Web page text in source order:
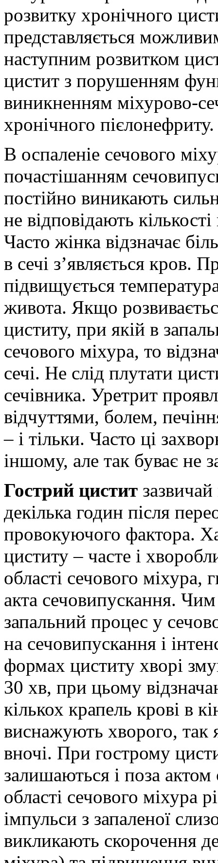
розвитку хронічного
представляється
наступним розвитком
цистит з порушенням
виникненням міхурово-
хронічного пієлонефриту.
В оспаленіе сечового
почастішанням
постійно виникають
не відповідають
Часто жінка відзначає
в сечі з’являється кров.
підвищується
живота. Якщо
циститу, при якій в
сечового міхура, то
сечі. Не слід плутати
сечівника. Уретрит
відчуттями, болем,
– і тільки. Часто ці
іншому, але так буває не
Гострий цистит
декілька годин після
провокуючого фактора.
циститу – часте і
області сечового міхура,
акта сечовипускання.
запальний процес у
на сечовипускання і
формах циститу хворі
30 хв, при цьому
кількох крапель крові в
виснажують хворого, так
вночі. При гострому
залишаються і поза
області сечового міхура
імпульси з запаленої
викликають скорочення